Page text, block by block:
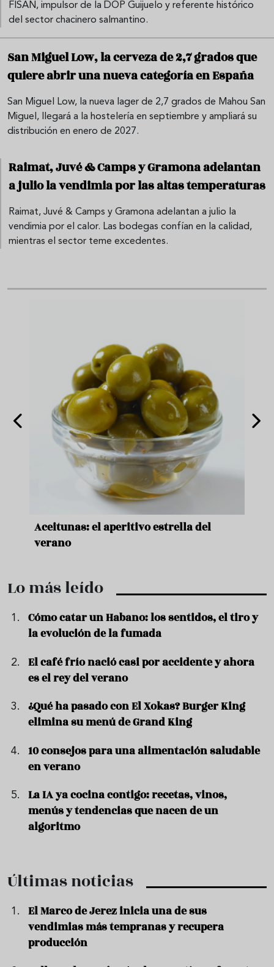
FISAN, impulsor de la DOP Guijuelo y referente histórico
del sector chacinero salmantino.
San Miguel Low, la cerveza de 2,7 grados que
quiere abrir una nueva categoría en España
San Miguel Low, la nueva lager de 2,7 grados de Mahou San
Miguel, llegará a la hostelería en septiembre y ampliará su
distribución en enero de 2027.
Raimat, Juvé & Camps y Gramona adelantan
a julio la vendimia por las altas temperaturas
Raimat, Juvé & Camps y Gramona adelantan a julio la
vendimia por el calor. Las bodegas confían en la calidad,
mientras el sector teme excedentes.
Aceitunas: el aperitivo estrella del
verano
Lo más leído
Cómo catar un Habano: los sentidos, el tiro y
la evolución de la fumada
El café frío nació casi por accidente y ahora
es el rey del verano
¿Qué ha pasado con El Xokas? Burger King
elimina su menú de Grand King
10 consejos para una alimentación saludable
en verano
La IA ya cocina contigo: recetas, vinos,
menús y tendencias que nacen de un
algoritmo
Últimas noticias
El Marco de Jerez inicia una de sus
vendimias más tempranas y recupera
producción